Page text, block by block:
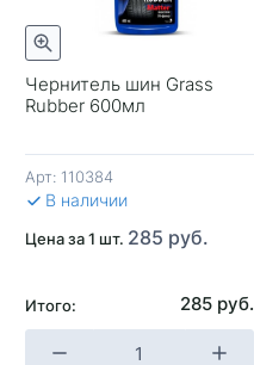
Чернитель шин Grass
Rubber 600мл
Арт: 110384
В наличии
Цена за 1 шт. 285 руб.
Итого: 285 руб.
-